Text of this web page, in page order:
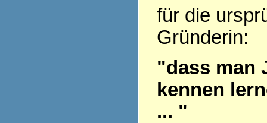
für die
Gründerin:
"dass man
kennen
... "